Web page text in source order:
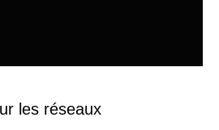
les réseaux